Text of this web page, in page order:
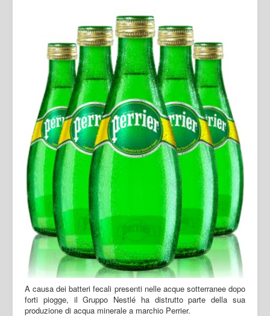
A causa dei batteri fecali presenti nelle acque sotterranee dopo
forti piogge, il Gruppo Nestlé ha distrutto parte della sua
produzione di acqua minerale a marchio Perrier.